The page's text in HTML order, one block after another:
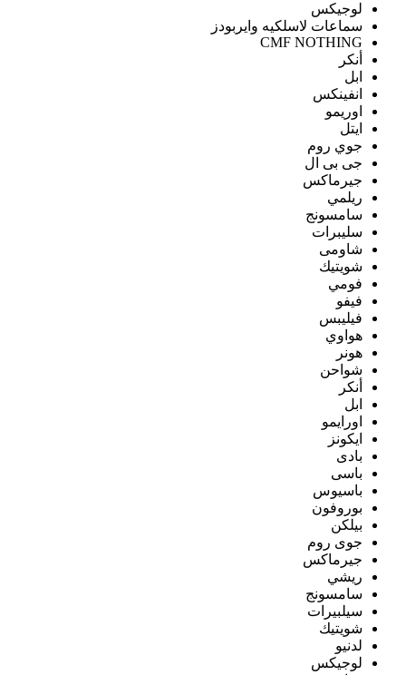
لوجيكس
سماعات لاسلكيه وايربودز
CMF NOTHING
أنكر
ابل
انفينكس
اوريمو
ايتل
جوي روم
جى بى ال
جيرماكس
ريلمي
سامسونج
سليبرات
شاومى
شويتيك
فومي
فيفو
فيليبس
هواوي
هونر
شواحن
أنكر
ابل
اورايمو
ايكونز
بادى
باسى
باسيوس
بوروفون
بيلكن
جوى روم
جيرماكس
ريشي
سامسونج
سيلبيرات
شويتيك
لدنيو
لوجيكس